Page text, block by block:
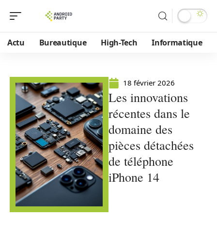
Actu Bureautique High-Tech Informatique
18 février 2026
Les innovations
récentes dans le
domaine des
pièces détachées
de téléphone
iPhone 14